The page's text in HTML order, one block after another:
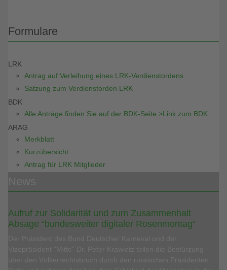
Formulare
LRK
Antrag auf Verleihung eines LRK-Verdienstordens
Satzung zum Verdienstorden LRK
BDK
Alle Anträge finden Sie auf der BDK-Seite >Link zum BDK
ARAG
Merkblatt
Kurzübersicht
Antrag für LRK Mitglieder
Aufruf zur Solidarität und zum Zusammenhalt
Absage “bundesweiter digitaler Rosenmontag“